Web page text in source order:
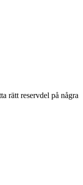
rätt reservdel på några